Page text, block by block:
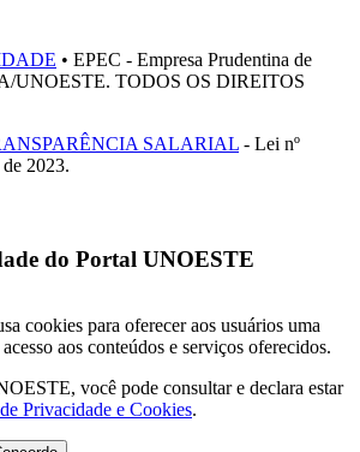
• EPEC - Empresa Prudentina de
UNOESTE. TODOS OS DIREITOS
SALARIAL - Lei nº
2023.
do Portal UNOESTE
cookies para oferecer aos usuários uma
aos conteúdos e serviços oferecidos.
você pode consultar e declara estar
Privacidade e Cookies.